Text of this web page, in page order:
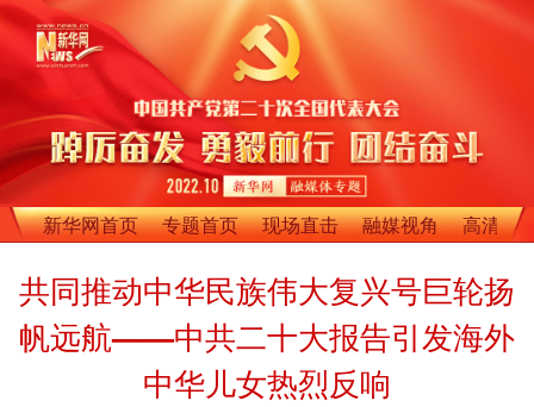
新华网首页 专题首页 现场直击 融媒视角 高清影
共同推动中华民族伟大复兴号巨轮扬
帆远航——中共二十大报告引发海外
中华儿女热烈反响